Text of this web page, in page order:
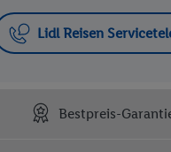
Lidl Reisen
Bestpreis-